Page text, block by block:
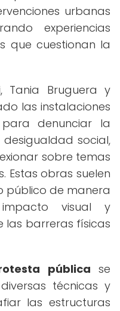
urbanas
experiencias
que cuestionan la
Tania Bruguera y
las instalaciones
denunciar la
desigualdad social,
sobre temas
Estas obras suelen
público de manera
visual y
las barreras físicas
pública se
técnicas y
las estructuras